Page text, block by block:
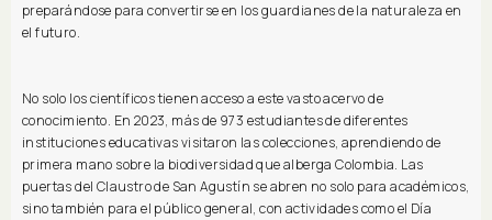
preparándose para convertirse en los guardianes de la naturaleza en
el futuro.
No solo los científicos tienen acceso a este vasto acervo de
conocimiento. En 2023, más de 973 estudiantes de diferentes
instituciones educativas visitaron las colecciones, aprendiendo de
primera mano sobre la biodiversidad que alberga Colombia. Las
puertas del Claustro de San Agustín se abren no solo para académicos,
sino también para el público general, con actividades como el Día